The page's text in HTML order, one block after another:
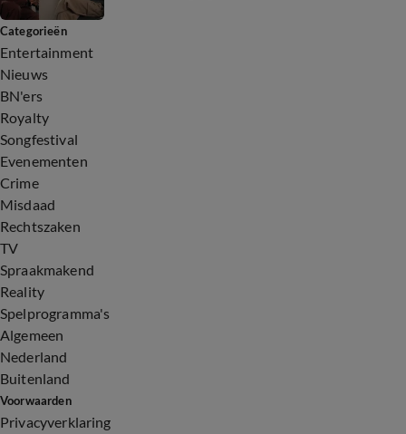
Categorieën
Entertainment
Nieuws
BN'ers
Royalty
Songfestival
Evenementen
Crime
Misdaad
Rechtszaken
TV
Spraakmakend
Reality
Spelprogramma's
Algemeen
Nederland
Buitenland
Voorwaarden
Privacyverklaring